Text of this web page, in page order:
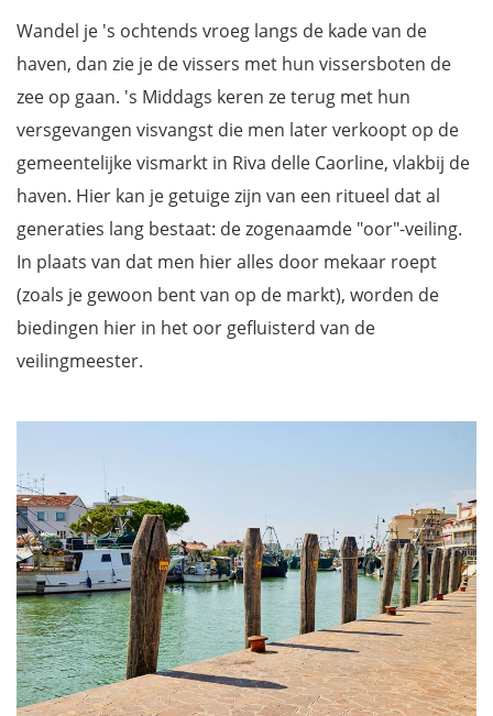
Wandel je 's ochtends vroeg langs de kade van de
haven, dan zie je de vissers met hun vissersboten de
zee op gaan. 's Middags keren ze terug met hun
versgevangen visvangst die men later verkoopt op de
gemeentelijke vismarkt in Riva delle Caorline, vlakbij de
haven. Hier kan je getuige zijn van een ritueel dat al
generaties lang bestaat: de zogenaamde "oor"-veiling.
In plaats van dat men hier alles door mekaar roept
(zoals je gewoon bent van op de markt), worden de
biedingen hier in het oor gefluisterd van de
veilingmeester.